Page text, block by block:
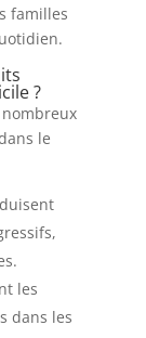
familles
?
le
les
dans les